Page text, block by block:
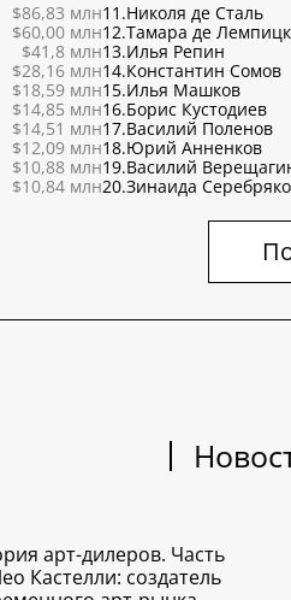
$86,83 млн
$60,00 млн
$41,8 млн
$28,16 млн
$18,59 млн
$14,85 млн
$14,51 млн
$12,09 млн
$10,88 млн
$10,84 млн
11.Николя де Сталь
12.Тамара де
13.Илья Репин
14.Константин Сомов
15.Илья Машков
16.Борис Кустодиев
17.Василий Поленов
18.Юрий Анненков
19.Василий
20.Зинаида
арт-дилеров. Часть
Кастелли: создатель